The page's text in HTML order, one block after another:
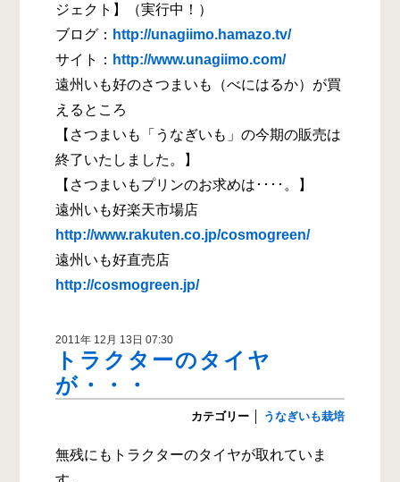
ジェクト】（実行中！）
ブログ： http://unagiimo.hamazo.tv/
サイト： http://www.unagiimo.com/
遠州いも好のさつまいも（べにはるか）が買
えるところ
【さつまいも「うなぎいも」の今期の販売は
終了いたしました。】
【さつまいもプリンのお求めは････。】
遠州いも好楽天市場店
http://www.rakuten.co.jp/cosmogreen/
遠州いも好直売店
http://cosmogreen.jp/
2011年 12月 13日 07:30
トラクターのタイヤ
が・・・
カテゴリー うなぎいも栽培
無残にもトラクターのタイヤが取れていま